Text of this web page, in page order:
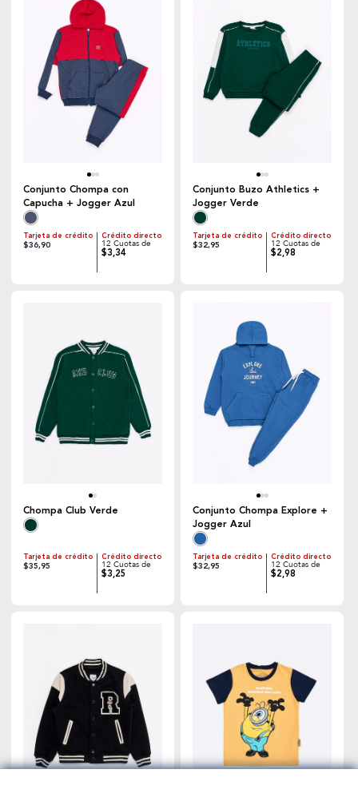
Conjunto Chompa con
Capucha + Jogger Azul
Tarjeta de crédito
$36,90
Crédito directo
12 Cuotas de
$3,34
Conjunto Buzo Athletics +
Jogger Verde
Tarjeta de crédito
$32,95
Crédito directo
12 Cuotas de
$2,98
Chompa Club Verde
Tarjeta de crédito
$35,95
Crédito directo
12 Cuotas de
$3,25
Conjunto Chompa Explore +
Jogger Azul
Tarjeta de crédito
$32,95
Crédito directo
12 Cuotas de
$2,98